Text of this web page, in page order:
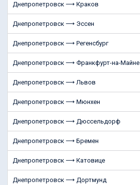
Днепропетровск ⟶ Краков
Днепропетровск ⟶ Эссен
Днепропетровск ⟶ Регенсбург
Днепропетровск ⟶ Франкфурт-на-Майне
Днепропетровск ⟶ Львов
Днепропетровск ⟶ Мюнхен
Днепропетровск ⟶ Дюссельдорф
Днепропетровск ⟶ Бремен
Днепропетровск ⟶ Катовице
Днепропетровск ⟶ Дортмунд